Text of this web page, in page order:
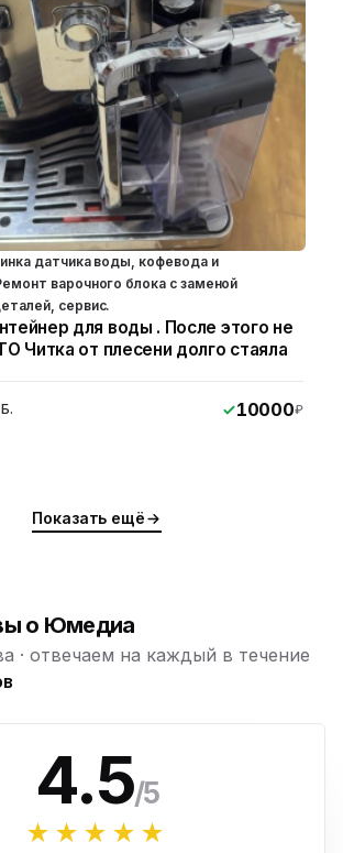
датчика воды, кофевода и
варочного блока с заменой
сервис.
для воды . После этого не
Читка от плесени долго стаяла
10000₽
Показать ещё
о Юмедиа
· отвечаем на каждый в течение
4.5/5
★★★★★